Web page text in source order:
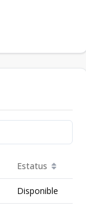
Estatus
Disponible